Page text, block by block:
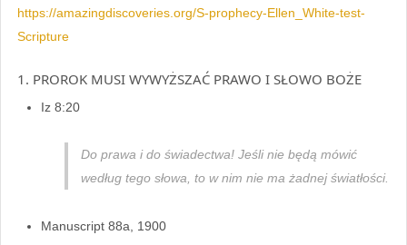
https://amazingdiscoveries.org/S-prophecy-Ellen_White-test-
Scripture
1. PROROK MUSI WYWYŻSZAĆ PRAWO I SŁOWO BOŻE
Iz 8:20
Do prawa i do świadectwa! Jeśli nie będą mówić
według tego słowa, to w nim nie ma żadnej światłości.
Manuscript 88a, 1900